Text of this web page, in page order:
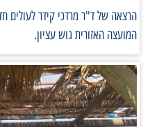
הרצאה של ד"ר מרדכי קידר לעולים
המועצה האזורית גוש עציון.